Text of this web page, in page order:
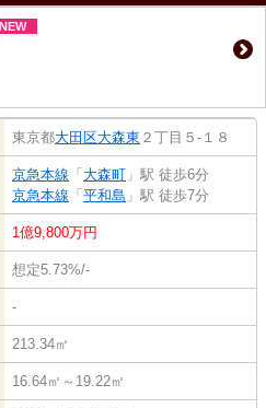
NEW
東京都大田区大森東 ２丁目５-１８
京急本線 「 大森町 」駅 徒歩6分
京急本線 「 平和島 」駅 徒歩7分
1億9,800万円
想定5.73%/-
-
213.34㎡
16.64㎡～19.22㎡